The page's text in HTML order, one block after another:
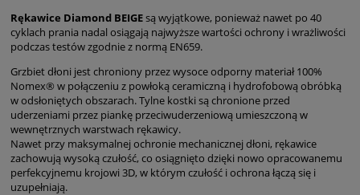
Rękawice Diamond BEIGEsą wyjątkowe, ponieważ nawet po 40
cyklach prania nadal osiągają najwyższe wartości ochrony i wrażliwości
podczas testów zgodnie z normą EN659.
Grzbiet dłoni jest chroniony przez wysoce odporny materiał 100%
Nomex® w połączeniu z powłoką ceramiczną i hydrofobową obróbką
w odsłoniętych obszarach. Tylne kostki są chronione przed
uderzeniami przez piankę przeciwuderzeniową umieszczoną w
wewnętrznych warstwach rękawicy.
Nawet przy maksymalnej ochronie mechanicznej dłoni, rękawice
zachowują wysoką czułość, co osiągnięto dzięki nowo opracowanemu
perfekcyjnemu krojowi 3D, w którym czułość i ochrona łączą się i
uzupełniają.